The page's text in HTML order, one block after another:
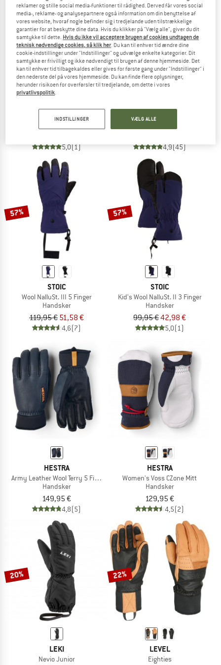
TO THE SALE
Idre Wool 5 Finger
5,0(1)
Army Leather Heli Ski 3 Finger
4,9(45)
57%
STOIC
Wool NalluSt. III 5 Finger
Handsker
119,95 € 51,58 €
4,6(7)
57%
STOIC
Kid's Wool NalluSt. II 3 Finger
Handsker
99,95 €42,98 €
5,0(1)
HESTRA
Army Leather Wool Terry 5 Finger
Handsker
149,95 €
4,8(5)
HESTRA
Women's Voss CZone Mitt
Handsker
129,95 €
4,5(2)
20%
LEKI
Nevio Junior
22%
LEVEL
Eighties
reklamer og stille social media-funktioner til rådighed. Derved får vores social
media-, reklame- og analysepartnere også information om din benyttelse af
vores website, hvoraf nogle befinder sig i tredjelande uden tilstrækkelige
garantier for at beskytte dine data. Hvis du klikker på "Vælg alle", giver du dit
samtykke til dette. Hvis du ikke vil acceptere brugen af cookies undtagen de
teknisk nødvendige cookies, så klik her. Du kan til enhver tid ændre dine
cookie-indstillinger under "Indstillinger" og udvælge enkelte kategorier. Dit
samtykke er frivilligt og ikke nødvendigt til brugen af denne hjemmeside. Det
kan til enhver tid tilbagekaldes eller gives for første gang under "Indstillinger" i
den nederste del på vores hjemmeside. Du kan finde flere oplysninger,
herunder risikoen for overførsler til tredjelande, om dette i vores
privatlivspolitik.
INDSTILLINGER VÆLG ALLE